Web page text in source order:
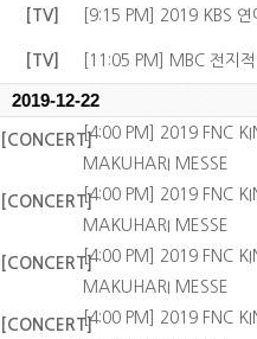
[TV] [9:15 PM] 2019 KBS 연
[TV] [11:05 PM] MBC 전지
2019-12-22
[CONCERT][4:00 PM] 2019 FNC
MAKUHARI MESSE
[CONCERT][4:00 PM] 2019 FNC
MAKUHARI MESSE
[CONCERT][4:00 PM] 2019 FNC
MAKUHARI MESSE
[CONCERT][4:00 PM] 2019 FNC